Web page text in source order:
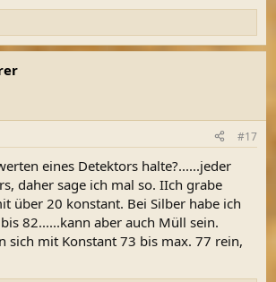
#17
eines Detektors halte?......jeder
daher sage ich mal so. IIch grabe
über 20 konstant. Bei Silber habe ich
82......kann aber auch Müll sein.
sich mit Konstant 73 bis max. 77 rein,